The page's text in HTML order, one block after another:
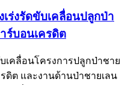
เร่งรัดขับเคลื่อนปลูกป่า
ร์บอนเครดิต
เคลื่อนโครงการปลูกป่าชาย
ดิต และงานด้านป่าชายเลน